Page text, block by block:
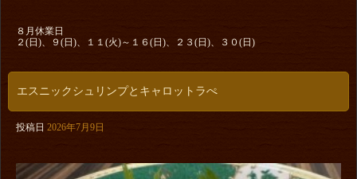
８月休業日
２(日)、９(日)、１１(火)～１６(日)、２３(日)、３０(日)
エスニックシュリンプとキャロットラぺ
投稿日 2026年7月9日